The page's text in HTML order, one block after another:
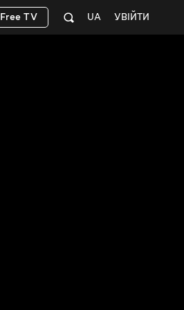
УВІЙТИ
UA
Free TV